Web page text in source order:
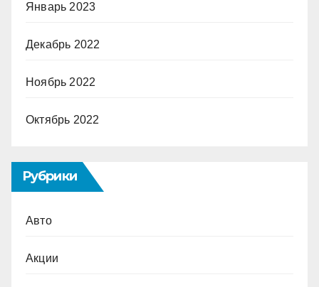
Январь 2023
Декабрь 2022
Ноябрь 2022
Октябрь 2022
Рубрики
Авто
Акции